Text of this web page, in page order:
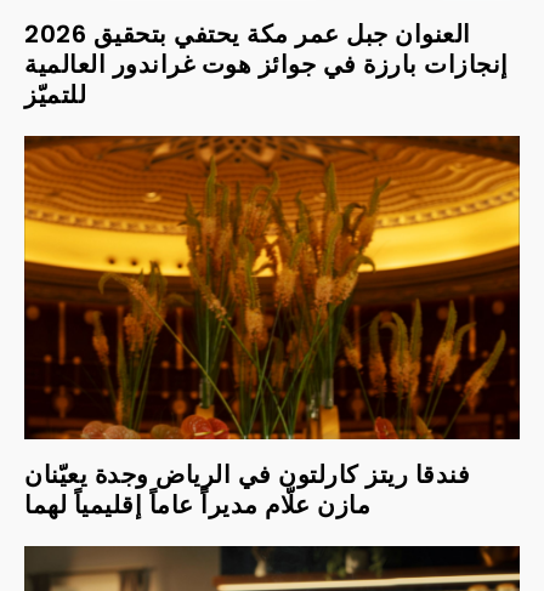
2026 العنوان جبل عمر مكة يحتفي بتحقيق
إنجازات بارزة في جوائز هوت غراندور العالمية
للتميّز
فندقا ريتز كارلتون في الرياض وجدة يعيّنان
مازن علّام مديراً عاماً إقليمياً لهما